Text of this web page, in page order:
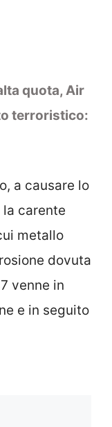
quota, Air
terroristico:
a causare lo
carente
metallo
dovuta
venne in
e in seguito